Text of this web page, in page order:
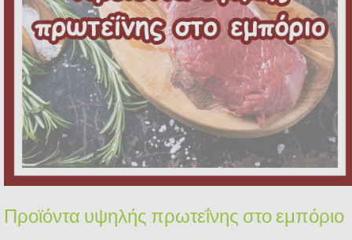
Προϊόντα υψηλής πρωτεΐνης στο εμπόριο